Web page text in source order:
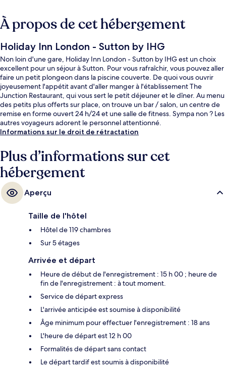
À propos de cet hébergement
Holiday Inn London - Sutton by IHG
Non loin d'une gare, Holiday Inn London - Sutton by IHG est un choix
excellent pour un séjour à Sutton. Pour vous rafraîchir, vous pouvez aller
faire un petit plongeon dans la piscine couverte. De quoi vous ouvrir
joyeusement l'appétit avant d'aller manger à l'établissement The
Junction Restaurant, qui vous sert le petit déjeuner et le dîner. Au menu
des petits plus offerts sur place, on trouve un bar / salon, un centre de
remise en forme ouvert 24 h/24 et une salle de fitness. Sympa non ? Les
autres voyageurs adorent le personnel attentionné.
Informations sur le droit de rétractation
Plus d’informations sur cet
hébergement
Aperçu
Taille de l'hôtel
Hôtel de 119 chambres
Sur 5 étages
Arrivée et départ
Heure de début de l'enregistrement : 15 h 00 ; heure de
fin de l'enregistrement : à tout moment.
Service de départ express
L'arrivée anticipée est soumise à disponibilité
Âge minimum pour effectuer l'enregistrement : 18 ans
L'heure de départ est 12 h 00
Formalités de départ sans contact
Le départ tardif est soumis à disponibilité